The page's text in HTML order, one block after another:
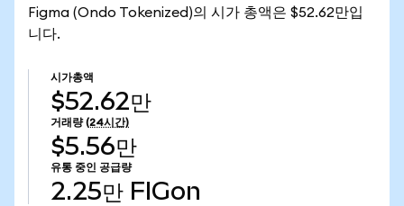
Figma (Ondo Tokenized)의 시가 총액은 $52.62만입
니다.
시가총액
$52.62만
거래량 (24시간)
$5.56만
유통 중인 공급량
2.25만 FIGon